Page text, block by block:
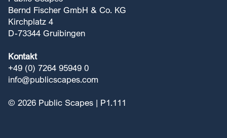
Bernd Fischer GmbH & Co. KG
Kirchplatz 4
D-73344 Gruibingen
Kontakt
+49 (0) 7264 95949 0
info@publicscapes.com
© 2026 Public Scapes | P1.111